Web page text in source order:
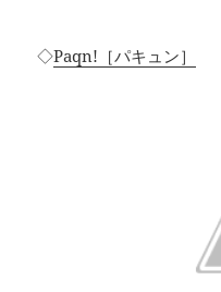
◇Paqn!［パキュン］